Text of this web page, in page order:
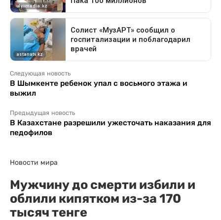
Следующая новость
В Шымкенте ребенок упал с восьмого этажа и
выжил
Предыдущая новость
В Казахстане разрешили ужесточать наказания для
педофилов
Новости мира
Мужчину до смерти избили и
облили кипятком из-за 170
тысяч тенге